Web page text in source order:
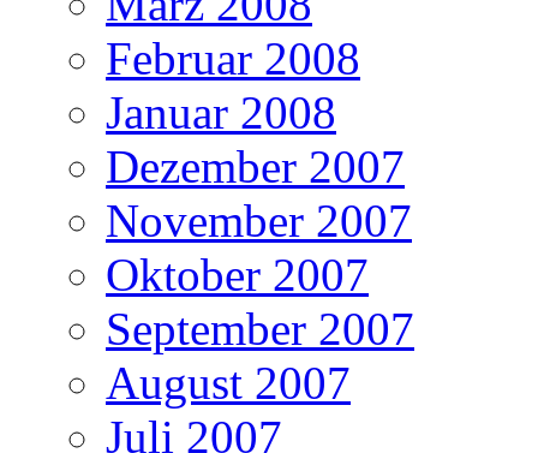
Februar 2008
Januar 2008
Dezember 2007
November 2007
Oktober 2007
September 2007
August 2007
Juli 2007